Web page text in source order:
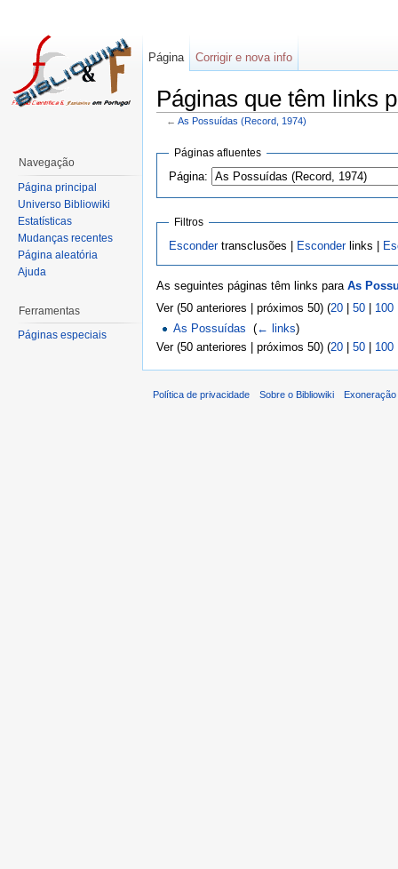
Páginas que têm links
← As Possuídas (Record, 1974)
Páginas afluentes
Página:
Filtros
Escondertransclusões | Esconderlinks |
As seguintes páginas têm links para As
Ver (50 anteriores | próximos 50) (20 50 100
As Possuídas ‎(← links)
Ver (50 anteriores | próximos 50) (20 | 50 | 100
Página Corrigir e nova info
Navegação
Página principal
Universo Bibliowiki
Estatísticas
Mudanças recentes
Página aleatória
Ajuda
Ferramentas
Páginas especiais
Política de privacidade Sobre o Bibliowiki